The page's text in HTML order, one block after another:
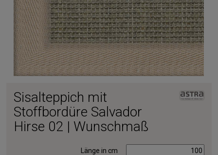
Sisalteppich mit
Stoffbordüre Salvador
Hirse 02 | Wunschmaß
Länge in cm